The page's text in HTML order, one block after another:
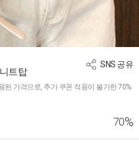
SNS 공유
트탑
된 가격으로, 추가 쿠폰 적용이 불가한 70%
70%